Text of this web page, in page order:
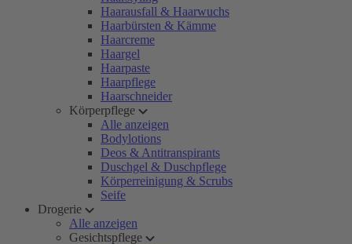
Haarausfall & Haarwuchs
Haarbürsten & Kämme
Haarcreme
Haargel
Haarpaste
Haarpflege
Haarschneider
Körperpflege
Alle anzeigen
Bodylotions
Deos & Antitranspirants
Duschgel & Duschpflege
Körperreinigung & Scrubs
Seife
Drogerie
Alle anzeigen
Gesichtspflege